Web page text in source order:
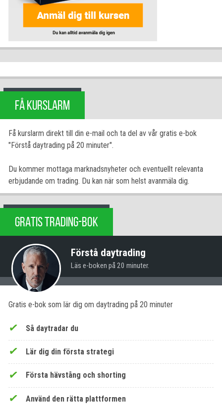
FÅ KURSLARM
Få kurslarm direkt till din e-mail och ta del av vår gratis e-bok
"Förstå daytrading på 20 minuter".
Du kommer mottaga marknadsnyheter och eventuellt relevanta
erbjudande om trading. Du kan när som helst avanmäla dig.
GRATIS TRADING-BOK
Förstå daytrading
Läs e-boken på 20 minuter.
Gratis e-bok som lär dig om daytrading på 20 minuter
Så daytradar du
Lär dig din första strategi
Första hävstång och shorting
Använd den rätta plattformen